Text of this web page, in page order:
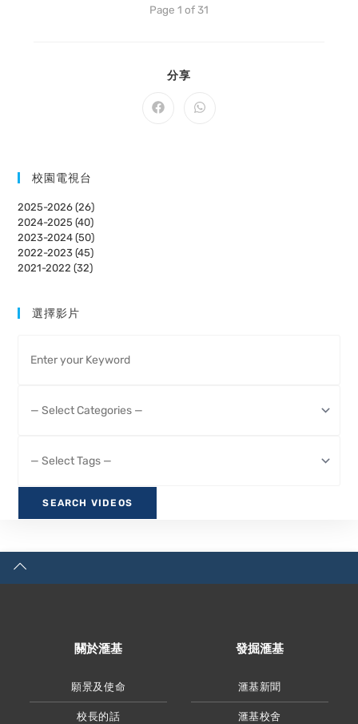
Page 1 of 31
分享
CONTENT
Opens
Opens
校園電視台
2025-2026 (26)
2024-2025 (40)
2023-2024 (50)
2022-2023 (45)
2021-2022 (32)
選擇影片
關於滙基
願景及使命
校長的話
發掘滙基
滙基新聞
滙基校舍